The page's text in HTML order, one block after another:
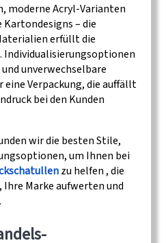
moderne Acryl-Varianten
– die
erfüllt die
Individualisierungsoptionen
unverwechselbare
eine Verpackung, die auffällt
bei den Kunden
wir die besten Stile,
um Ihnen bei
zu helfen , die
Marke aufwerten und